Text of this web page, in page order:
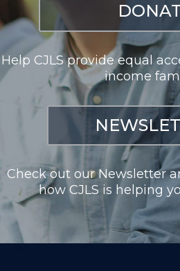
Help CJLS provide equal
income
Check out our Newsletter
how CJLS is helping